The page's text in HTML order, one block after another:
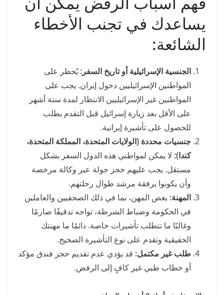
يساعدك في تجنب الأخطاء
الشائعة:
الجنسية الإسرائيلية أو تاريخ السفر:يُحظر على
المواطنين الإسرائيليين دخول إيران. يجب على
المواطنين غير الإسرائيليين الانتظار لمدة ستة أشهر
على الأقل بعد زيارة إسرائيل قبل التقدم بطلب
للحصول على تأشيرة إيرانية.
جنسيات محددة (الولايات المتحدة، المملكة المتحدة،
كندا): لا يمكن لمواطني هذه الدول السفر بشكل
مستقل. يجب عليهم حجز جولة عبر وكالة مرخصة
وأن يكونوا برفقة مرشد طوال رحلتهم.
المهنة: بعض المهن، بما في ذلك الصحفيين والعاملين
في الحكومة وضباط الشرطة، تواجه تدقيقًا صارمًا
وغالبًا ما تتطلب تأشيرات خاصة. دائمًا ما مهنتك
الحقيقية وتقدم على نوع التأشيرة الصحيح.
طلب غير مكتمل: قد يؤدي عدم تقديم حجز فندق مؤكد
أو خطاب طبي غير كافٍ إلى الرفض.